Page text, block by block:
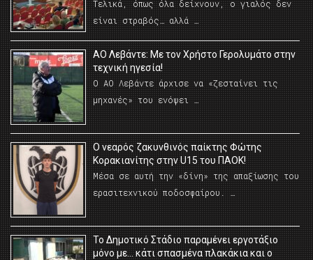
Τελικά, όπως όλα δείχνουν, ο γιαλός δεν
είναι στραβός… αλλά …
ΑΟ Λεβάντε: Με τον Χρήστο Γερολυμάτο στην
τεχνική ηγεσία!
Ο ΑΟ Λεβάντε άρχισε να «ζεσταίνει τις
μηχανές» του ενόψει …
O νεαρός ζακυνθινός παίκτης Φώτης
Κορακιανίτης στην U15 του ΠΑΟΚ!
Μέσα σε αυτή την «δίνη» της απαξίωσης του
ερασιτεχνικού ποδοσφαίρου. …
Το Δημοτικό Στάδιο παραμένει εργοτάξιο
μόνο με… κάτι σπασμένα πλακάκια και ο